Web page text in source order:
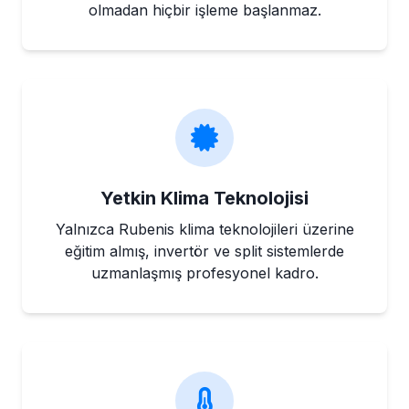
olmadan hiçbir işleme başlanmaz.
Yetkin Klima Teknolojisi
Yalnızca Rubenis klima teknolojileri üzerine
eğitim almış, invertör ve split sistemlerde
uzmanlaşmış profesyonel kadro.